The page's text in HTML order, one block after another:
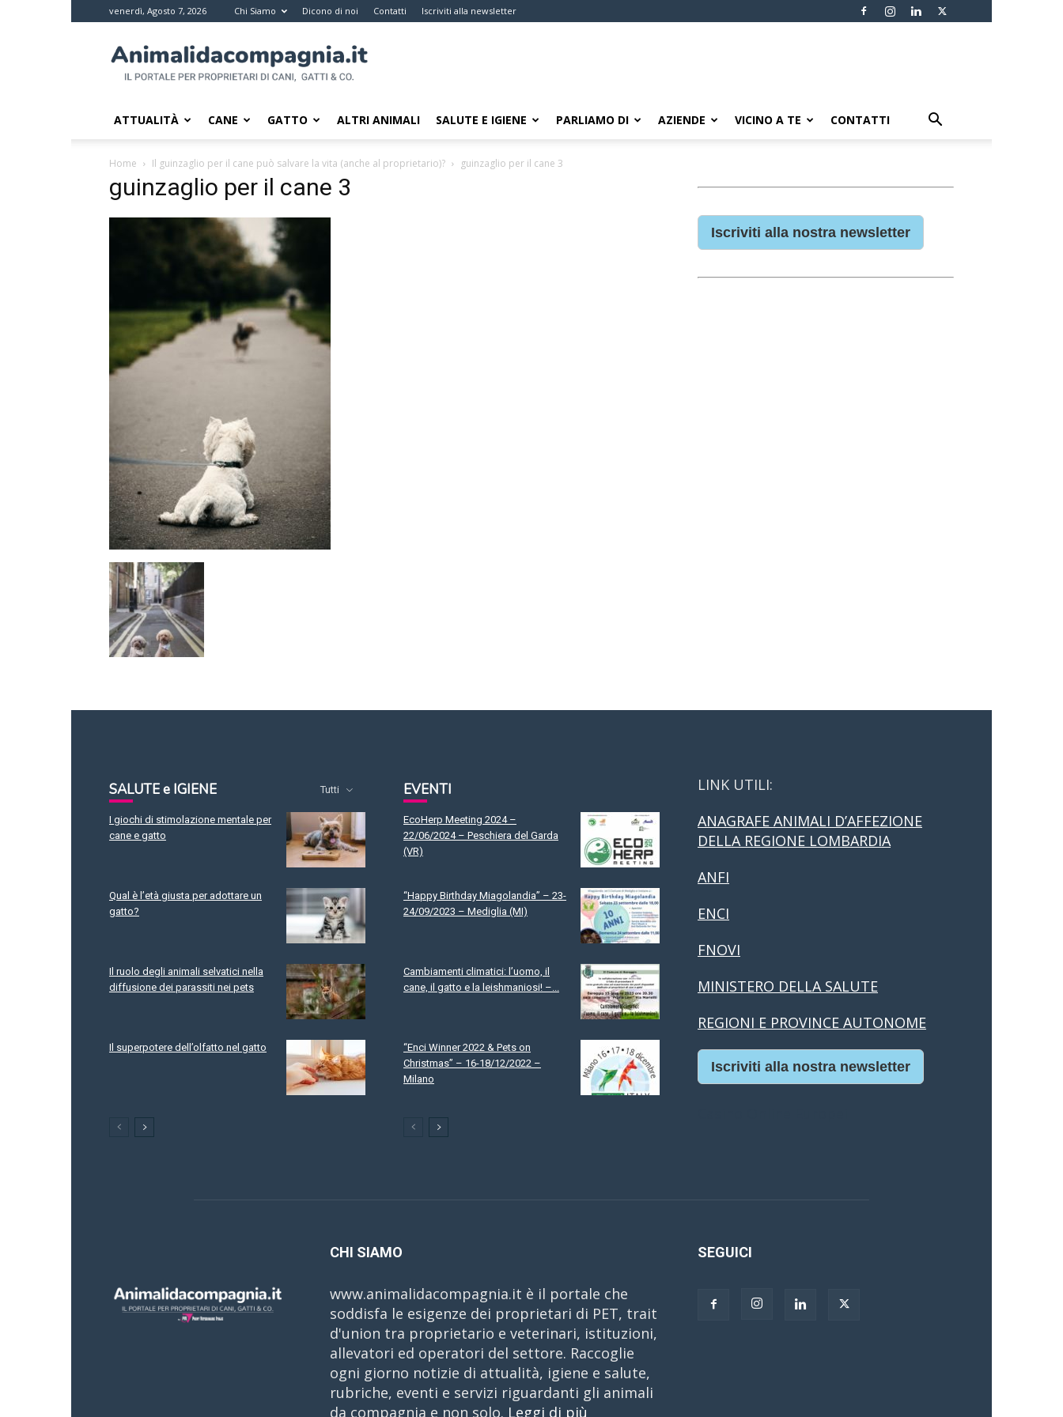
venerdì, Agosto 7, 2026 Chi Siamo Dicono di noi Contatti Iscriviti alla newsletter
da
compagnia
Il
i
proprietari
di
pet
ATTUALITÀ CANE GATTO ALTRI ANIMALI SALUTE E IGIENE PARLIAMO DI AZIENDE VICINO A TE CONTATTI
Home Il guinzaglio per il cane può salvare la vita (anche al proprietario)? guinzaglio per il cane 3
guinzaglio per il cane 3
Iscriviti alla nostra newsletter
SALUTE e IGIENE Tutti
I giochi di stimolazione mentale per
cane e gatto
Qual è l’età giusta per adottare un
gatto?
Il ruolo degli animali selvatici nella
diffusione dei parassiti nei pets
Il superpotere dell’olfatto nel gatto
EVENTI
EcoHerp Meeting 2024 –
22/06/2024 – Peschiera del Garda
(VR)
“Happy Birthday Miagolandia” – 23-
24/09/2023 – Mediglia (MI)
Cambiamenti climatici: l’uomo, il
cane, il gatto e la leishmaniosi! –...
“Enci Winner 2022 & Pets on
Christmas” – 16-18/12/2022 –
Milano
LINK UTILI:
ANAGRAFE ANIMALI D’AFFEZIONE
DELLA REGIONE LOMBARDIA
ANFI
ENCI
FNOVI
MINISTERO DELLA SALUTE
REGIONI E PROVINCE AUTONOME
Iscriviti alla nostra newsletter
CHI SIAMO
www.animalidacompagnia.it è il portale che
soddisfa le esigenze dei proprietari di PET, trait
d'union tra proprietario e veterinari, istituzioni,
allevatori ed operatori del settore. Raccoglie
ogni giorno notizie di attualità, igiene e salute,
rubriche, eventi e servizi riguardanti gli animali
da compagnia e non solo. Leggi di più
SEGUICI